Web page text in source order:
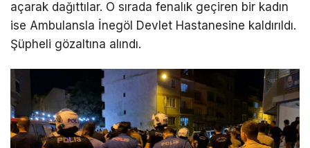
açarak dağıttılar. O sırada fenalık geçiren bir kadın
ise Ambulansla İnegöl Devlet Hastanesine kaldırıldı.
Şüpheli gözaltına alındı.